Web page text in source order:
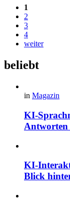
1
2
3
4
weiter
beliebt
in Magazin
KI-
Antworten
KI-
Blick